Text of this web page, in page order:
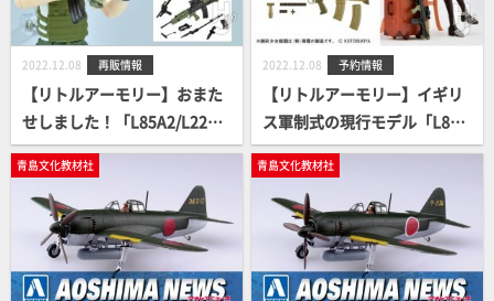
2022.12.08 再販情報
【リトルアーモリー】おまた
せしました！「L85A2/L22タ
イプ」が再販決定です！
2022.12.08 予約情報
【リトルアーモリー】イギリ
ス軍制式の現行モデル「L85A
3」を3色の成型色で製品化！
青島文化教材社 青島文化教材社